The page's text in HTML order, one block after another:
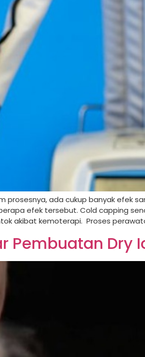
ada cukup banyak efek
efek tersebut. Cold capping
akibat kemoterapi. Proses
Pembuatan Dry